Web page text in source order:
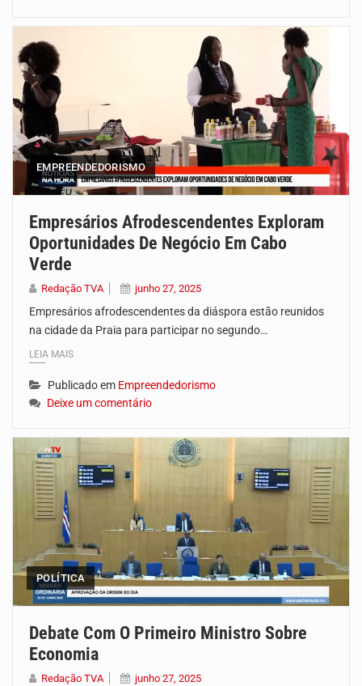
EMPREENDEDORISMO
Empresários Afrodescendentes Exploram
Oportunidades De Negócio Em Cabo
Verde
Redação TVA junho 27, 2025
Empresários afrodescendentes da diáspora estão reunidos
na cidade da Praia para participar no segundo…
LEIA MAIS
Publicado em Empreendedorismo
Deixe um comentário
POLÍTICA
Debate Com O Primeiro Ministro Sobre
Economia
Redação TVA junho 27, 2025